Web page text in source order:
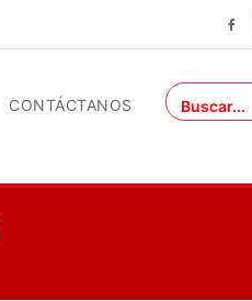
CONTÁCTANOS